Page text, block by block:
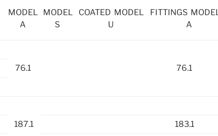
MODEL
A
MODEL
S
COATED MODEL
U
FITTINGS
A
76.1
76.1
187.1
183.1